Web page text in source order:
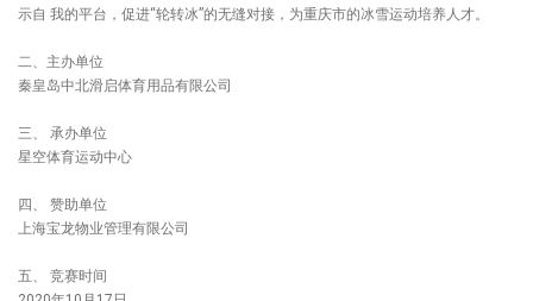
示自 我的平台，促进“轮转冰”的无缝对接，为重庆市的冰雪运动培养人才。
二、主办单位
秦皇岛中北滑启体育用品有限公司
三、 承办单位
星空体育运动中心
四、 赞助单位
上海宝龙物业管理有限公司
五、 竞赛时间